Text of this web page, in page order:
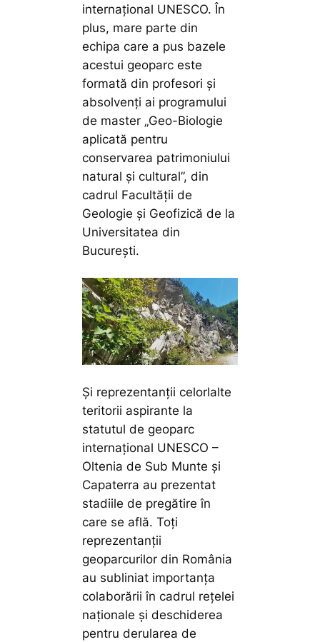
internațional UNESCO. În
plus, mare parte din
echipa care a pus bazele
acestui geoparc este
formată din profesori și
absolvenți ai programului
de master „Geo-Biologie
aplicată pentru
conservarea patrimoniului
natural și cultural”, din
cadrul Facultății de
Geologie și Geofizică de la
Universitatea din
București.
Și reprezentanții celorlalte
teritorii aspirante la
statutul de geoparc
internațional UNESCO –
Oltenia de Sub Munte și
Capaterra au prezentat
stadiile de pregătire în
care se află. Toți
reprezentanții
geoparcurilor din România
au subliniat importanța
colaborării în cadrul rețelei
naționale și deschiderea
pentru derularea de